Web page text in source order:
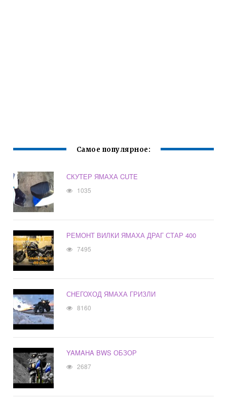
Самое популярное:
СКУТЕР ЯМАХА CUTE
1035
РЕМОНТ ВИЛКИ ЯМАХА ДРАГ СТАР 400
7495
СНЕГОХОД ЯМАХА ГРИЗЛИ
8160
YAMAHA BWS ОБЗОР
2687